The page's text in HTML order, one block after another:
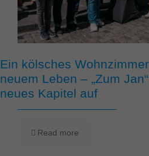
Ein kölsches
neuem Leben – „Zum
neues Kapitel auf
Read more